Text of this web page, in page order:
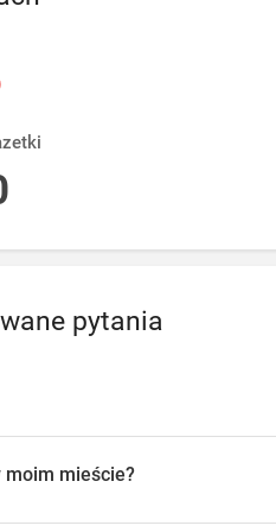
pytania
w sklepach w Twojej okolicy,
mieście?